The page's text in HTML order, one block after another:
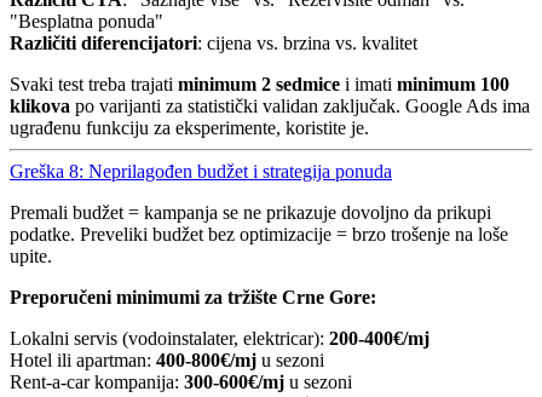
"Besplatna ponuda"
Različiti diferencijatori: cijena vs. brzina vs. kvalitet
Svaki test treba trajati minimum 2 sedmice i imati minimum 100
klikova po varijanti za statistički validan zaključak. Google Ads ima
ugrađenu funkciju za eksperimente, koristite je.
Greška 8: Neprilagođen budžet i strategija ponuda
Premali budžet = kampanja se ne prikazuje dovoljno da prikupi
podatke. Preveliki budžet bez optimizacije = brzo trošenje na loše
upite.
Preporučeni minimumi za tržište Crne Gore:
Lokalni servis (vodoinstalater, elektricar): 200-400€/mj
Hotel ili apartman: 400-800€/mj u sezoni
Rent-a-car kompanija: 300-600€/mj u sezoni